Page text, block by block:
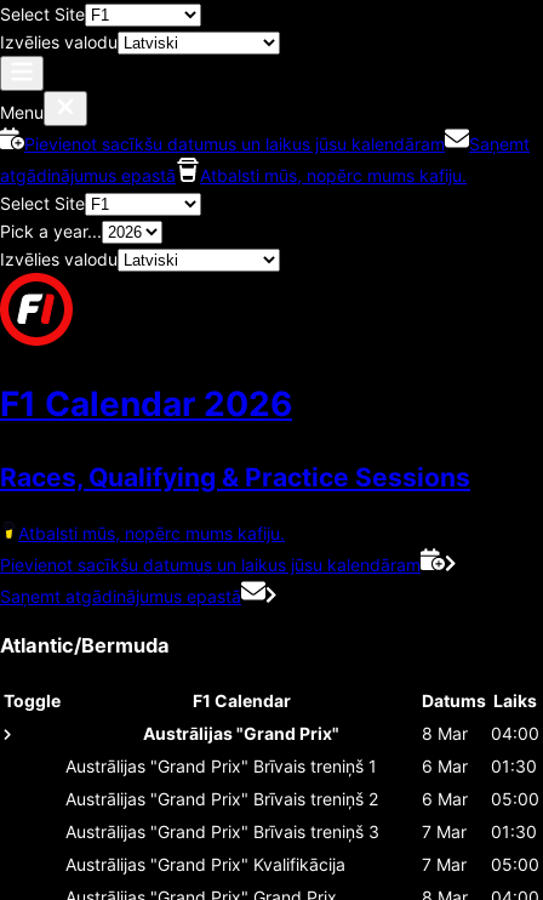
Select Site
Izvēlies valodu
Menu
Pievienot sacīkšu datumus un laikus jūsu kalendāram
Saņemt
atgādinājumus epastā
Atbalsti mūs, nopērc mums kafiju.
Select Site
Pick a year...
Izvēlies valodu
F1 Calendar 2026
Races, Qualifying & Practice Sessions
Atbalsti mūs, nopērc mums kafiju.
Pievienot sacīkšu datumus un laikus jūsu kalendāram
Saņemt atgādinājumus epastā
Atlantic/Bermuda
Toggle F1 Calendar Datums Laiks
Austrālijas "Grand Prix"
8 Mar
04:00
Austrālijas "Grand Prix" Brīvais treniņš 1 6 Mar
01:30
Austrālijas "Grand Prix" Brīvais treniņš 2 6 Mar
05:00
Austrālijas "Grand Prix" Brīvais treniņš 3 7 Mar
01:30
Austrālijas "Grand Prix" Kvalifikācija 7 Mar
05:00